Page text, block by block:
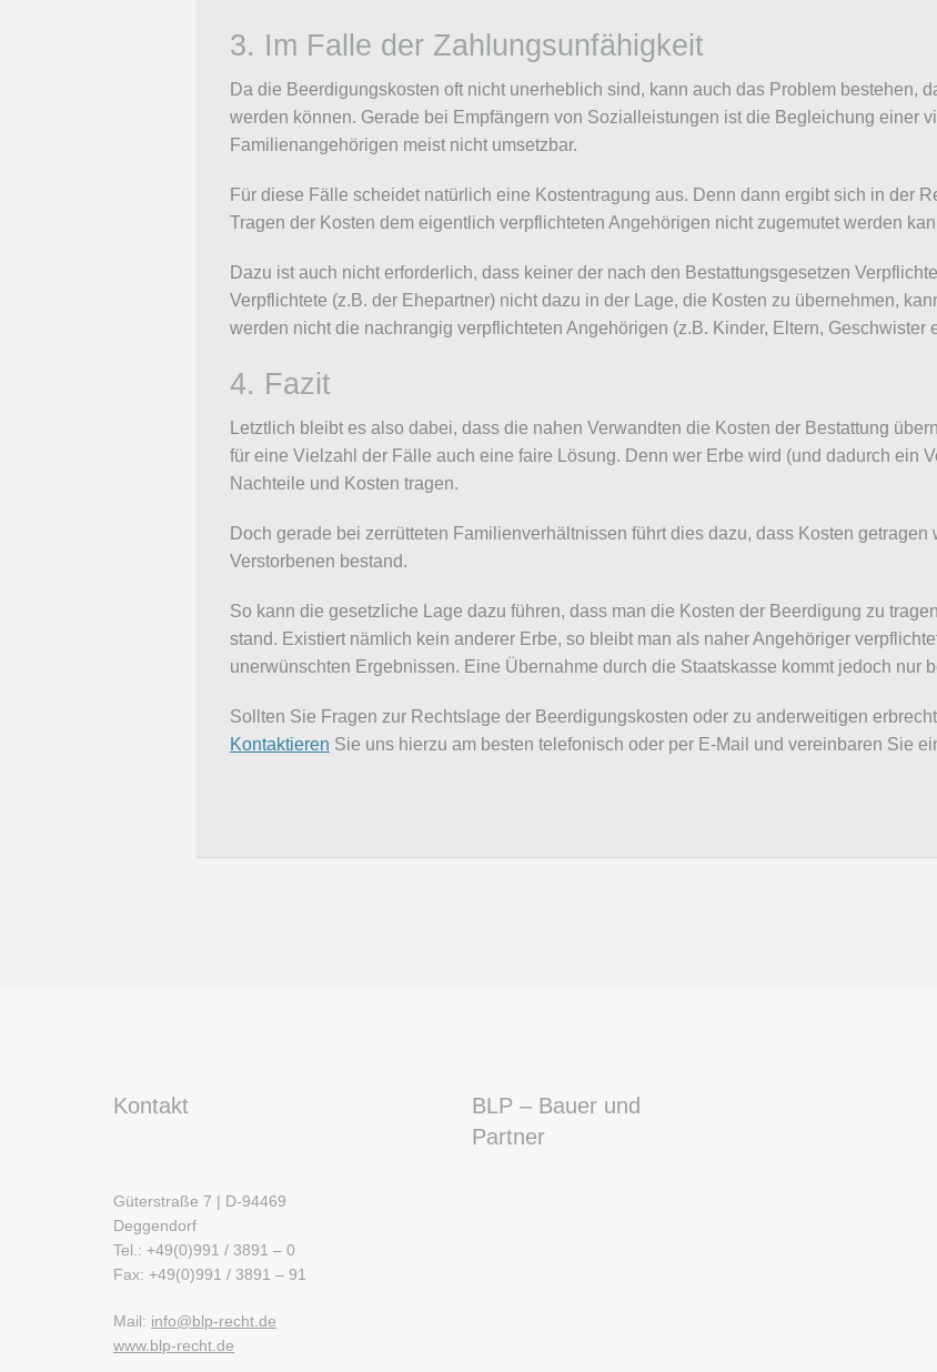
3. Im Falle der Zahlungsunfähigkeit
Da die Beerdigungskosten oft nicht unerheblich sind, kann auch das Problem bestehen,
werden können. Gerade bei Empfängern von Sozialleistungen ist die Begleichung einer
Familienangehörigen meist nicht umsetzbar.
Für diese Fälle scheidet natürlich eine Kostentragung aus. Denn dann ergibt sich in der
Tragen der Kosten dem eigentlich verpflichteten Angehörigen nicht zugemutet werden
Dazu ist auch nicht erforderlich, dass keiner der nach den Bestattungsgesetzen
Verpflichtete (z.B. der Ehepartner) nicht dazu in der Lage, die Kosten zu übernehmen,
werden nicht die nachrangig verpflichteten Angehörigen (z.B. Kinder, Eltern, Geschwister
4. Fazit
Letztlich bleibt es also dabei, dass die nahen Verwandten die Kosten der Bestattung
für eine Vielzahl der Fälle auch eine faire Lösung. Denn wer Erbe wird (und dadurch ein
Nachteile und Kosten tragen.
Doch gerade bei zerrütteten Familienverhältnissen führt dies dazu, dass Kosten
Verstorbenen bestand.
So kann die gesetzliche Lage dazu führen, dass man die Kosten der Beerdigung zu
stand. Existiert nämlich kein anderer Erbe, so bleibt man als naher Angehöriger
unerwünschten Ergebnissen. Eine Übernahme durch die Staatskasse kommt jedoch nur
Sollten Sie Fragen zur Rechtslage der Beerdigungskosten oder zu anderweitigen
Kontaktieren Sie uns hierzu am besten telefonisch oder per E-Mail und vereinbaren Sie
Kontakt
Güterstraße 7 | D-94469
Deggendorf
Tel.: +49(0)991 / 3891 – 0
Fax: +49(0)991 / 3891 – 91
Mail: info@blp-recht.de
www.blp-recht.de
BLP – Bauer und
Partner